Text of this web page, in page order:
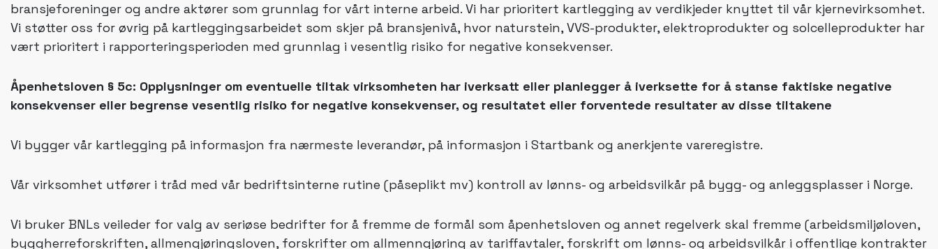
bransjeforeninger og andre aktører som grunnlag for vårt interne arbeid. Vi har prioritert kartlegging av verdikjeder knyttet til vår kjernevirksomhet.
Vi støtter oss for øvrig på kartleggingsarbeidet som skjer på bransjenivå, hvor naturstein, VVS-produkter, elektroprodukter og solcelleprodukter har
vært prioritert i rapporteringsperioden med grunnlag i vesentlig risiko for negative konsekvenser.
Åpenhetsloven § 5c: Opplysninger om eventuelle tiltak virksomheten har iverksatt eller planlegger å iverksette for å stanse faktiske negative
konsekvenser eller begrense vesentlig risiko for negative konsekvenser, og resultatet eller forventede resultater av disse tiltakene
Vi bygger vår kartlegging på informasjon fra nærmeste leverandør, på informasjon i Startbank og anerkjente vareregistre.
Vår virksomhet utfører i tråd med vår bedriftsinterne rutine (påseplikt mv) kontroll av lønns- og arbeidsvilkår på bygg- og anleggsplasser i Norge.
Vi bruker BNLs veileder for valg av seriøse bedrifter for å fremme de formål som åpenhetsloven og annet regelverk skal fremme (arbeidsmiljøloven,
byggherreforskriften, allmengjøringsloven, forskrifter om allmenngjøring av tariffavtaler, forskrift om lønns- og arbeidsvilkår i offentlige kontrakter